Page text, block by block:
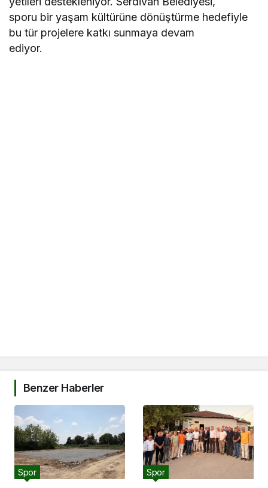
sporu bir yaşam kültürüne dönüştürme hedefiyle
bu tür projelere katkı sunmaya devam
ediyor.
Benzer Haberler
Spor Spor